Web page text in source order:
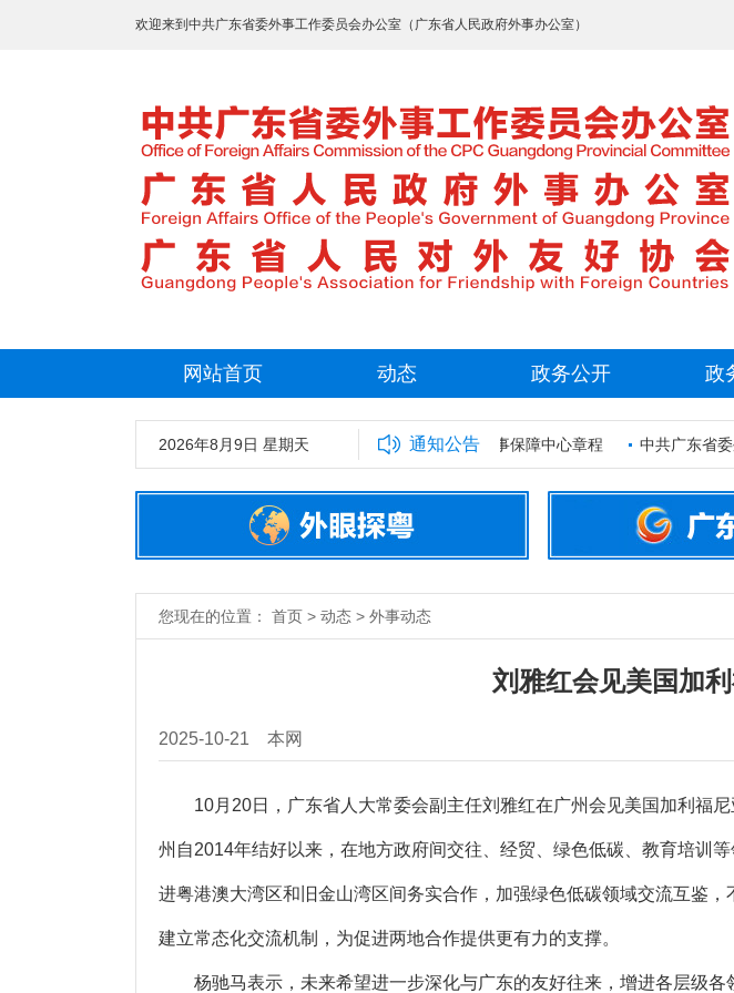
欢迎来到中共广东省委外事工作委员会办公室（广东省人民政府外事办公室）
网站首页 动态 政务公开 政
2026年8月9日 星期天 通知公告
外事工作委员会办公室2025年拟录用工作人员名单公示 广东省外事保障中心章程 中共广东省委
您现在的位置： 首页 > 动态 > 外事动态
刘雅红会见美国加
2025-10-21 本网
10月20日，广东省人大常委会副主任刘雅红在广州会见美国加利福尼
州自2014年结好以来，在地方政府间交往、经贸、绿色低碳、教育培训
进粤港澳大湾区和旧金山湾区间务实合作，加强绿色低碳领域交流互鉴
建立常态化交流机制，为促进两地合作提供更有力的支撑。
杨驰马表示，未来希望进一步深化与广东的友好往来，增进各层级各